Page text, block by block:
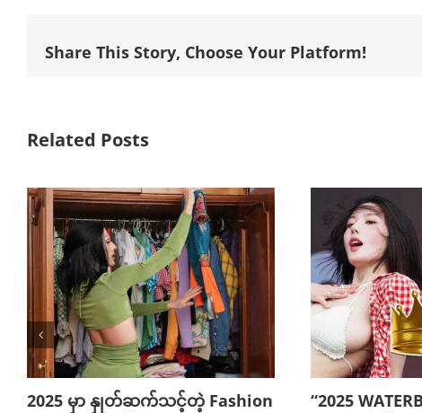
Share This Story, Choose Your Platform!
Related Posts
2025 မှာ နှုတ်ဆက်သင့်တဲ့ Fashion
“2025